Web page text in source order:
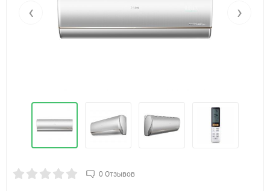
‹ ›
0 Отзывов